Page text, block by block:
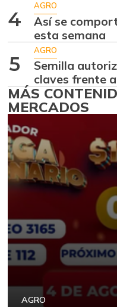
4
AGRO
Así se
esta semana
5
AGRO
Semilla
claves frente
MÁS
MERCADOS
AGRO